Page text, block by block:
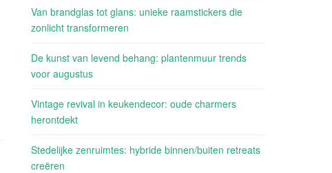
Van brandglas tot glans: unieke raamstickers die
zonlicht transformeren
De kunst van levend behang: plantenmuur trends
voor augustus
Vintage revival in keukendecor: oude charmers
herontdekt
Stedelijke zenruimtes: hybride binnen/buiten retreats
creëren